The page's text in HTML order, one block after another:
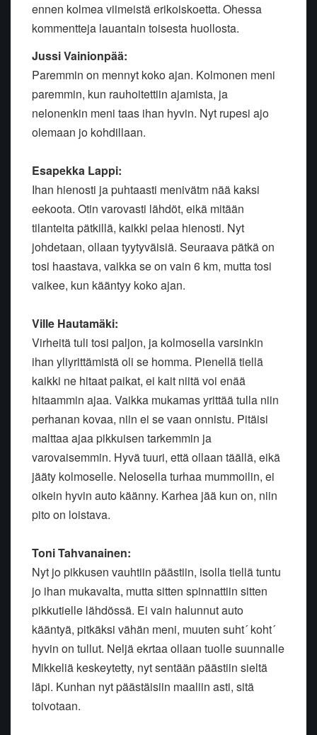
ennen kolmea viimeistä erikoiskoetta. Ohessa
kommentteja lauantain toisesta huollosta.
Jussi Vainionpää:
Paremmin on mennyt koko ajan. Kolmonen meni
paremmin, kun rauhoitettiin ajamista, ja
nelonenkin meni taas ihan hyvin. Nyt rupesi ajo
olemaan jo kohdillaan.
Esapekka Lappi:
Ihan hienosti ja puhtaasti menivätm nää kaksi
eekoota. Otin varovasti lähdöt, eikä mitään
tilanteita pätkillä, kaikki pelaa hienosti. Nyt
johdetaan, ollaan tyytyväisiä. Seuraava pätkä on
tosi haastava, vaikka se on vain 6 km, mutta tosi
vaikee, kun kääntyy koko ajan.
Ville Hautamäki:
Virheitä tuli tosi paljon, ja kolmosella varsinkin
ihan yliyrittämistä oli se homma. Pienellä tiellä
kaikki ne hitaat paikat, ei kait niitä voi enää
hitaammin ajaa. Vaikka mukamas yrittää tulla niin
perhanan kovaa, niin ei se vaan onnistu. Pitäisi
malttaa ajaa pikkuisen tarkemmin ja
varovaisemmin. Hyvä tuuri, että ollaan täällä, eikä
jääty kolmoselle. Nelosella turhaa mummoilin, ei
oikein hyvin auto käänny. Karhea jää kun on, niin
pito on loistava.
Toni Tahvanainen:
Nyt jo pikkusen vauhtiin päästiin, isolla tiellä tuntu
jo ihan mukavalta, mutta sitten spinnattiin sitten
pikkutielle lähdössä. Ei vain halunnut auto
kääntyä, pitkäksi vähän meni, muuten suht´ koht´
hyvin on tullut. Neljä ekrtaa ollaan tuolle suunnalle
Mikkeliä keskeytetty, nyt sentään päästiin sieltä
läpi. Kunhan nyt päästäisiin maaliin asti, sitä
toivotaan.